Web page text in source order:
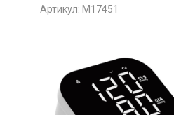
Артикул: M17451